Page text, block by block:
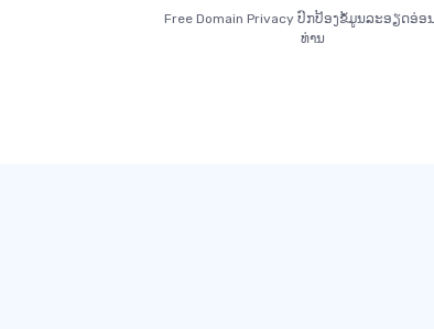
Free Domain Privacy ປົກປ້ອງຂໍ້ມູນລະອຽດອ່ອ
ທ່ານ